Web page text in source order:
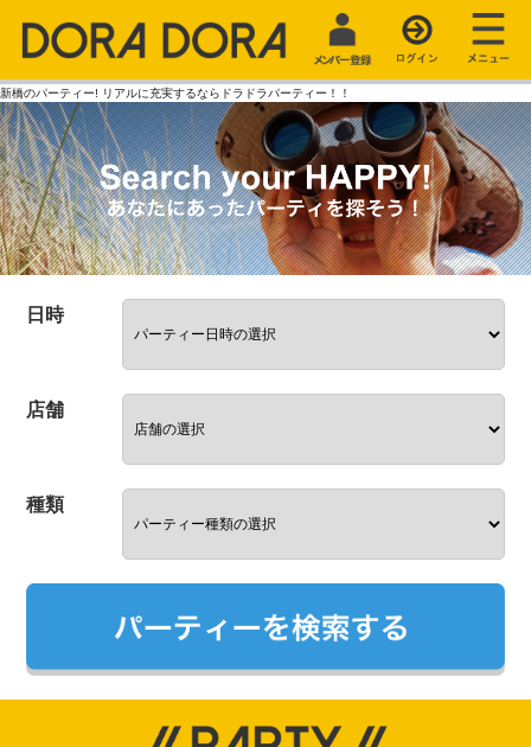
新橋のパーティー! リアルに充実するならドラドラパーティー！！
日時
店舗
種類